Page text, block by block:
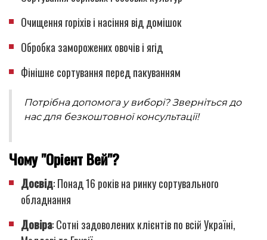
Очищення горіхів і насіння від домішок
Обробка заморожених овочів і ягід
Фінішне сортування перед пакуванням
Потрібна допомога у виборі? Зверніться до
нас для безкоштовної консультації!
Чому "Оріент Вей"?
Досвід: Понад 16 років на ринку сортувального
обладнання
Довіра: Сотні задоволених клієнтів по всій Україні,